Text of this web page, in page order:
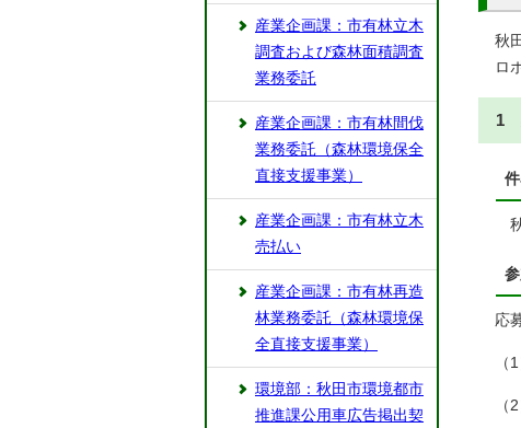
秋
ロ
1
秋
応
（
（
産業企画課：市有林立木
調査および森林面積調査
業務委託
産業企画課：市有林間伐
業務委託（森林環境保全
直接支援事業）
産業企画課：市有林立木
売払い
産業企画課：市有林再造
林業務委託（森林環境保
全直接支援事業）
環境部：秋田市環境都市
推進課公用車広告掲出契